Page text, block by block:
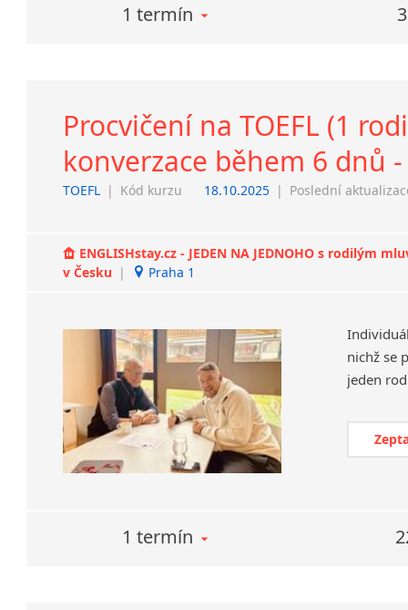
1 termín
Procvičení na TOEFL (1
konverzace během 6 dnů -
TOEFL | Kód kurzu 18.10.2025 | Poslední
ENGLISHstay.cz - JEDEN NA JEDNOHO s rodilým
v Česku | Praha 1
nichž se
1 termín